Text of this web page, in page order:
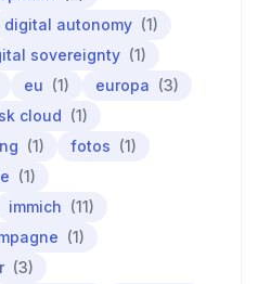
digital autonomy (1)
sovereignty (1)
eu (1) europa (3)
cloud
(1)
(1) fotos (1)
(1)
immich (11)
(1)
(3)